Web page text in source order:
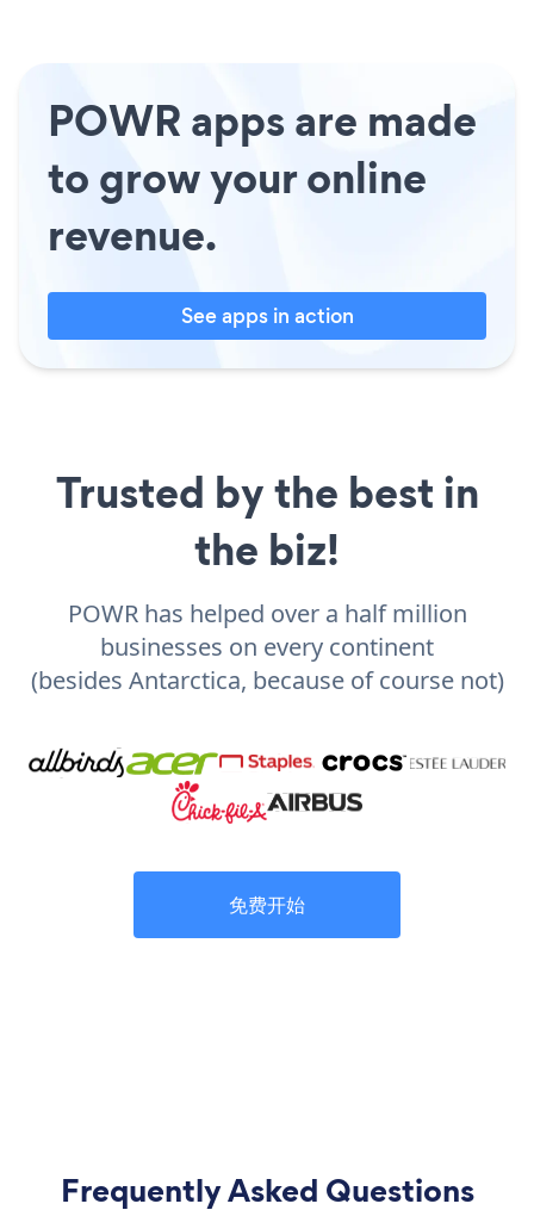
POWR apps are made
to grow your online
revenue.
See apps in action
Trusted by the best in
the biz!
POWR has helped over a half million
businesses on every continent
(besides Antarctica, because of course not)
免费开始
Frequently Asked Questions